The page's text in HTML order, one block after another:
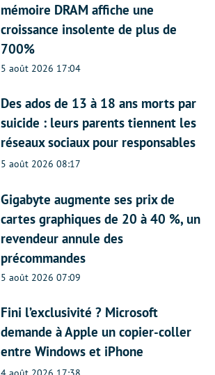
mémoire DRAM affiche une
croissance insolente de plus de
700%
5 août 2026 17:04
Des ados de 13 à 18 ans morts par
suicide : leurs parents tiennent les
réseaux sociaux pour responsables
5 août 2026 08:17
Gigabyte augmente ses prix de
cartes graphiques de 20 à 40 %, un
revendeur annule des
précommandes
5 août 2026 07:09
Fini l’exclusivité ? Microsoft
demande à Apple un copier-coller
entre Windows et iPhone